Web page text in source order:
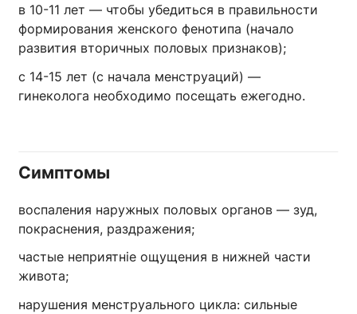
в 10-11 лет — чтобы убедиться в правильности
формирования женского фенотипа (начало
развития вторичных половых признаков);
с 14-15 лет (с начала менструаций) —
гинеколога необходимо посещать ежегодно.
Симптомы
воспаления наружных половых органов — зуд,
покраснения, раздражения;
частые неприятніе ощущения в нижней части
живота;
нарушения менструального цикла: сильные